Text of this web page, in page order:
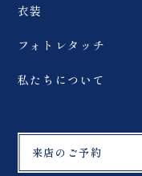
衣装
フォトレタッチ
私たちについて
来店のご予約